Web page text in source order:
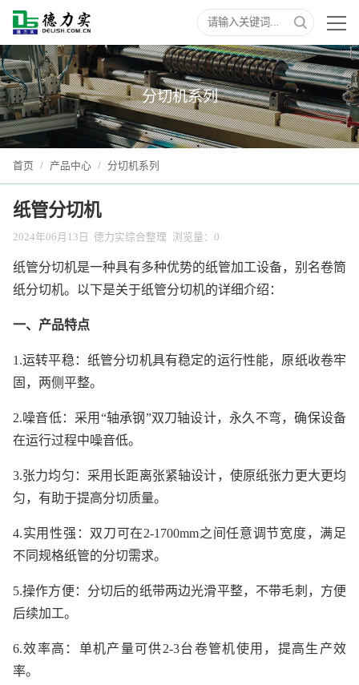
分切机系列
首页 / 产品中心 / 分切机系列
纸管分切机
2024年06月13日 德力实综合整理 浏览量： 0
纸管分切机是一种具有多种优势的纸管加工设备，别名卷筒
纸分切机。以下是关于纸管分切机的详细介绍：
一、产品特点
1.运转平稳：纸管分切机具有稳定的运行性能，原纸收卷牢
固，两侧平整。
2.噪音低：采用“轴承钢”双刀轴设计，永久不弯，确保设备
在运行过程中噪音低。
3.张力均匀：采用长距离张紧轴设计，使原纸张力更大更均
匀，有助于提高分切质量。
4.实用性强：双刀可在2-1700mm之间任意调节宽度，满足
不同规格纸管的分切需求。
5.操作方便：分切后的纸带两边光滑平整，不带毛刺，方便
后续加工。
6.效率高：单机产量可供2-3台卷管机使用，提高生产效
率。